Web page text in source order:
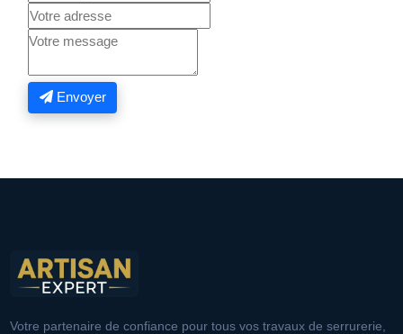
Envoyer
Votre partenaire de confiance pour tous vos travaux de serrurerie,